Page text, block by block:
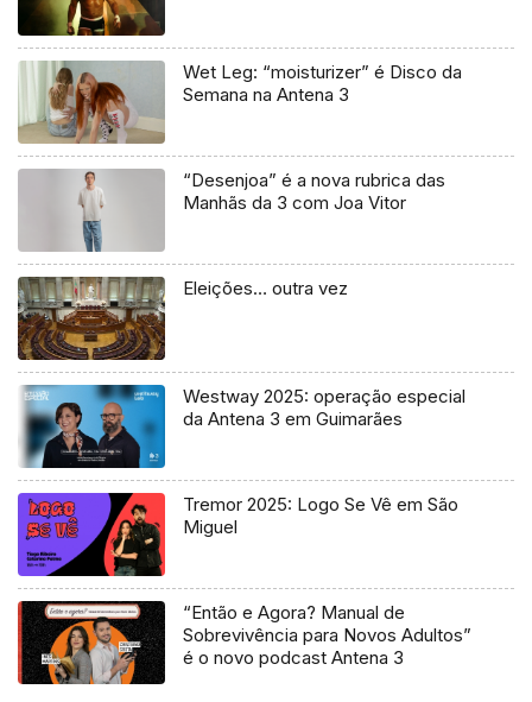
Wet Leg: “moisturizer” é Disco da
Semana na Antena 3
“Desenjoa” é a nova rubrica das
Manhãs da 3 com Joa Vitor
Eleições… outra vez
Westway 2025: operação especial
da Antena 3 em Guimarães
Tremor 2025: Logo Se Vê em São
Miguel
“Então e Agora? Manual de
Sobrevivência para Novos Adultos”
é o novo podcast Antena 3